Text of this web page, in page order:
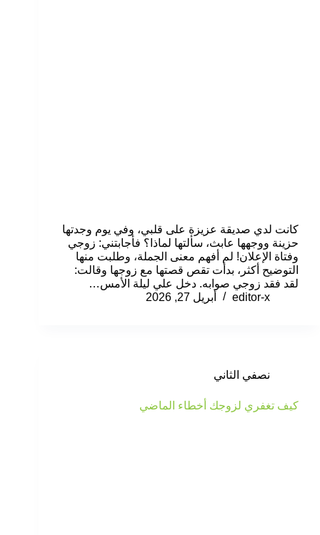
كانت لدي صديقة عزيزة على قلبي، وفي يوم وجدتها
حزينة ووجهها عابث، سألتها لماذا؟ فأجابتني: زوجي
وفتاة الإعلان! لم أفهم معنى الجملة، وطلبت منها
التوضيح أكثر، بدأت تقص قصتها مع زوجها وقالت:
لقد فقد زوجي صوابه. دخل علي ليلة الأمس…
editor-x
أبريل 27, 2026
نصفي الثاني
كيف تغفري لزوجك أخطاء الماضي